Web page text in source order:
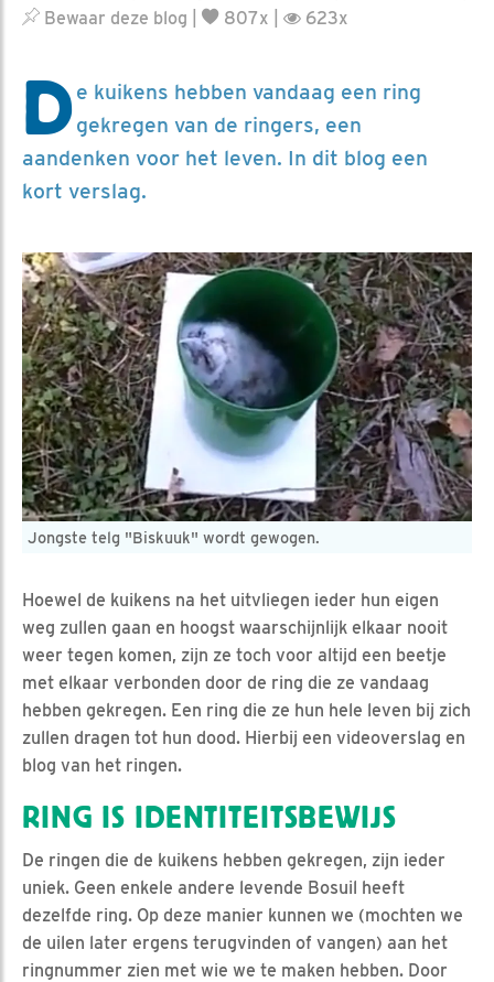
Bewaar deze blog
807x | 623x
De kuikens hebben vandaag een ring
gekregen van de ringers, een
aandenken voor het leven. In dit blog een
kort verslag.
Jongste telg "Biskuuk" wordt gewogen.
Hoewel de kuikens na het uitvliegen ieder hun eigen
weg zullen gaan en hoogst waarschijnlijk elkaar nooit
weer tegen komen, zijn ze toch voor altijd een beetje
met elkaar verbonden door de ring die ze vandaag
hebben gekregen. Een ring die ze hun hele leven bij zich
zullen dragen tot hun dood. Hierbij een videoverslag en
blog van het ringen.
RING IS IDENTITEITSBEWIJS
De ringen die de kuikens hebben gekregen, zijn ieder
uniek. Geen enkele andere levende Bosuil heeft
dezelfde ring. Op deze manier kunnen we (mochten we
de uilen later ergens terugvinden of vangen) aan het
ringnummer zien met wie we te maken hebben. Door